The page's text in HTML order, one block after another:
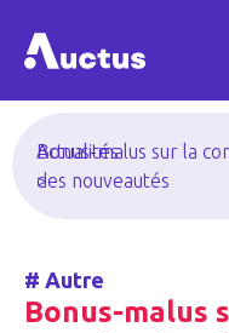
Actualités
>
Bonus-malus sur la
des nouveautés
# Autre
Bonus-malus